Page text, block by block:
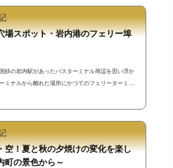
がっていたので、少し気を抜きすぎていました。日
いだというのもありましたが、この日は、食事をせ
場スポット・岩内港のフェリー埠
鉄の岩内駅があったバスターミナル周辺を思い浮か
ミナルから離れた場所にかつてのフェリーターミナ
て少し見やすくなりました(^^ゞ右の方の柱の裏にベ
るとその大きさがわかると思います。岩内にこんな
空！夏と秋の夕焼けの変化を楽し
町の景色から～